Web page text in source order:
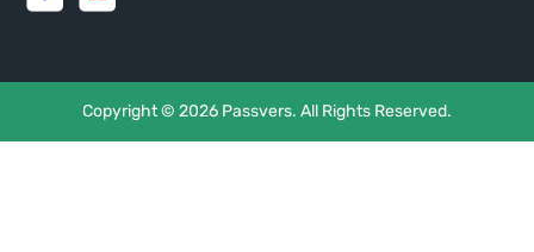
Copyright © 2026 Passvers. All Rights Reserved.